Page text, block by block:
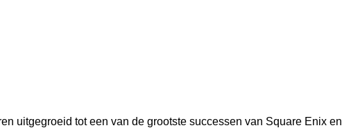
uitgegroeid tot een van de grootste successen van Square Enix en